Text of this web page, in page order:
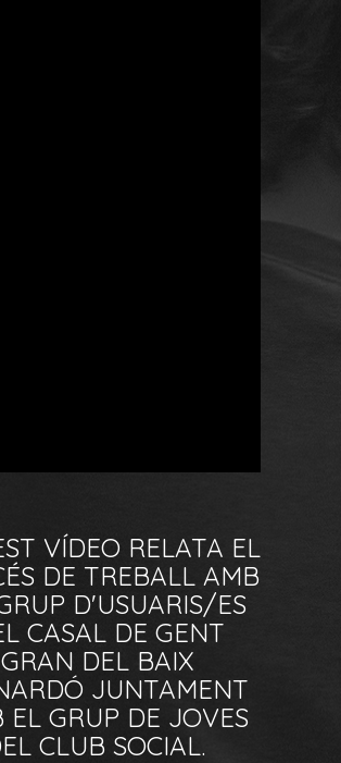
VÍDEO RELATA EL
DE TREBALL AMB
D'USUARIS/ES
CASAL DE GENT
GRAN DEL BAIX
JUNTAMENT
EL GRUP DE JOVES
CLUB SOCIAL.